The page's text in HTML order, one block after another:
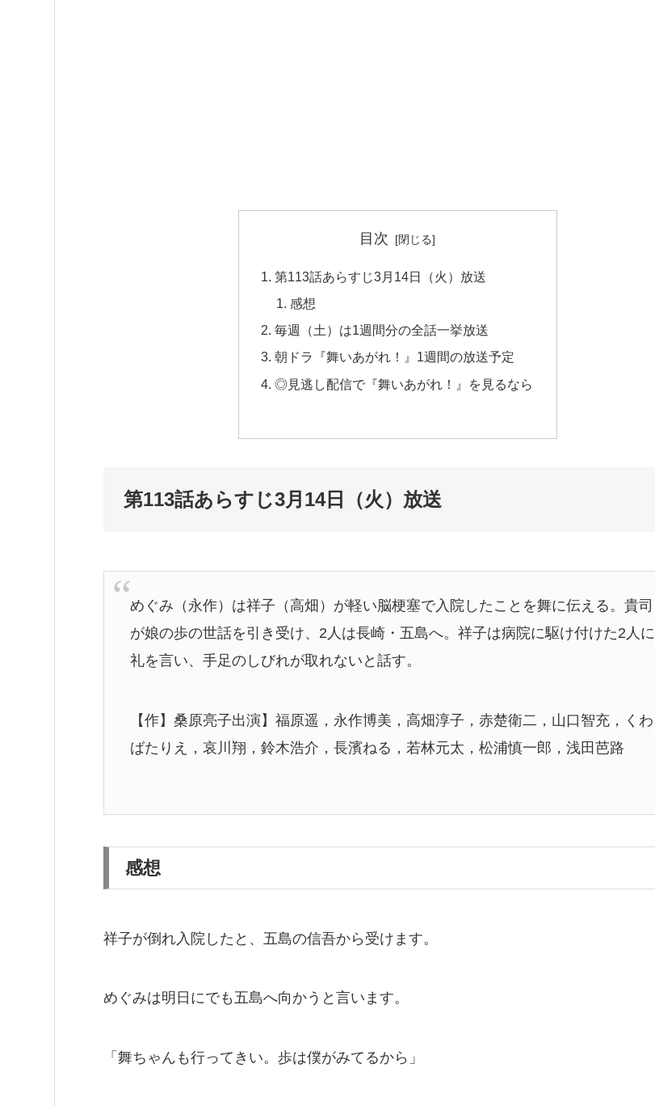
目次
第113話あらすじ3月14日（火）放送
感想
毎週（土）は1週間分の全話一挙放送
朝ドラ『舞いあがれ！』1週間の放送予定
◎見逃し配信で『舞いあがれ！』を見るなら
第113話あらすじ3月14日（火）放送
めぐみ（永作）は祥子（高畑）が軽い脳梗塞で入院したことを舞に伝える。貴司
が娘の歩の世話を引き受け、2人は長崎・五島へ。祥子は病院に駆け付けた2人に
礼を言い、手足のしびれが取れないと話す。
【作】桑原亮子出演】福原遥，永作博美，高畑淳子，赤楚衛二，山口智充，くわ
ばたりえ，哀川翔，鈴木浩介，長濱ねる，若林元太，松浦慎一郎，浅田芭路
感想
祥子が倒れ入院したと、五島の信吾から受けます。
めぐみは明日にでも五島へ向かうと言います。
「舞ちゃんも行ってきい。歩は僕がみてるから」